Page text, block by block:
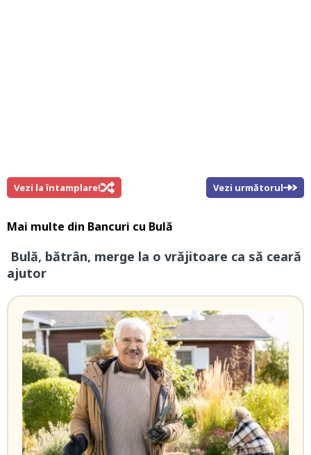
Vezi la întamplare! Vezi următorul
Mai multe din Bancuri cu Bulă
Bulă, bătrân, merge la o vrăjitoare ca să ceară
ajutor